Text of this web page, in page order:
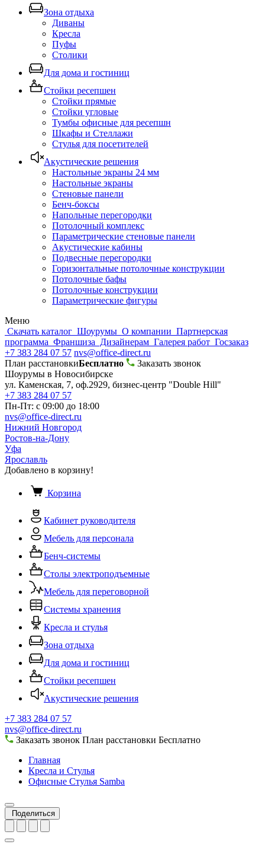
Зона отдыха
Диваны
Кресла
Пуфы
Столики
Для дома и гостиниц
Стойки ресепшен
Стойки прямые
Стойки угловые
Тумбы офисные для ресепшн
Шкафы и Стеллажи
Стулья для посетителей
Акустические решения
Настольные экраны 24 мм
Настольные экраны
Стеновые панели
Бенч-боксы
Напольные перегородки
Потолочный комплекс
Параметрические стеновые панели
Акустические кабины
Подвесные перегородки
Горизонтальные потолочные конструкции
Потолочные бафы
Потолочные конструкции
Параметрические фигуры
Меню
Скачать каталог Шоурумы О компании Партнерская
программа Франшиза Дизайнерам Галерея работ Госзаказ
+7 383 284 07 57 nvs@office-direct.ru
План расстановкиБесплатно
Заказать звонок
Шоурумы в Новосибирске
ул. Каменская, 7, оф.2929, бизнес-центр "Double Hill"
+7 383 284 07 57
Пн-Пт: с 09:00 до 18:00
nvs@office-direct.ru
Нижний Новгород
Ростов-на-Дону
Уфа
Ярославль
Добавлено в корзину!
Корзина
Кабинет руководителя
Мебель для персонала
Бенч-системы
Столы электроподъемные
Мебель для переговорной
Системы хранения
Кресла и стулья
Зона отдыха
Для дома и гостиниц
Стойки ресепшен
Акустические решения
+7 383 284 07 57
nvs@office-direct.ru
Заказать звонок План расстановки Бесплатно
Главная
Кресла и Стулья
Офисные Стулья Samba
Поделиться